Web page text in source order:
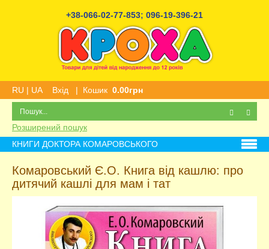
+38-066-02-77-853; 096-19-396-21
RU | UA Вхід | Кошик 0.00грн
Розширений пошук
КНИГИ ДОКТОРА КОМАРОВСЬКОГО
Комаровський Є.О. Книга від кашлю: про
дитячий кашлі для мам і тат